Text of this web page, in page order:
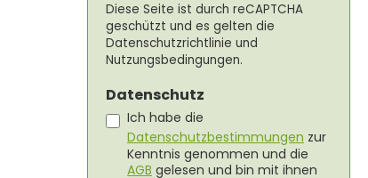
Diese Seite ist durch reCAPTCHA
geschützt und es gelten die
Datenschutzrichtlinie und
Nutzungsbedingungen.
Datenschutz
Ich habe die
Datenschutzbestimmungen zur
Kenntnis genommen und die
AGB gelesen und bin mit ihnen